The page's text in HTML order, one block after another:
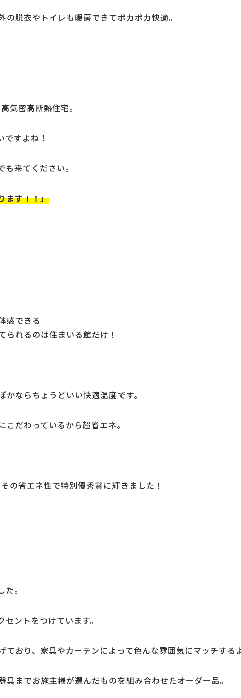
脱衣やトイレも暖房できてポカポカ快適。
気密高断熱住宅。
すよね！
来てください。
ます！！」
感できる
れるのは住まいる館だけ！
ならちょうどいい快適温度です。
だわっているから超省エネ。
の省エネ性で特別優秀賞に輝きました！
。
ントをつけています。
おり、家具やカーテンによって色んな雰囲気にマッチする
までお施主様が選んだものを組み合わせたオーダー品。